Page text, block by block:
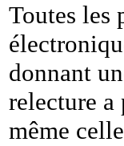
Toutes les
donnant
relecture a
même